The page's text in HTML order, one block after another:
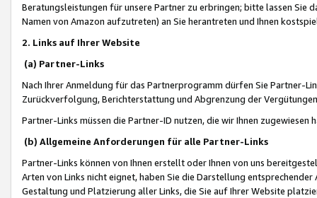
Beratungsleistungen für unsere Partner zu erbringen; bitte lassen Sie
Namen von Amazon aufzutreten) an Sie herantreten und Ihnen
2. Links auf Ihrer Website
(a) Partner-Links
Nach Ihrer Anmeldung für das Partnerprogramm dürfen Sie Partner-
Zurückverfolgung, Berichterstattung und Abgrenzung der
Partner-Links müssen die Partner-ID nutzen, die wir Ihnen zugewiesen
(b) Allgemeine Anforderungen für alle Partner-Links
Partner-Links können von Ihnen erstellt oder Ihnen von uns
Arten von Links nicht eignet, haben Sie die Darstellung
Gestaltung und Platzierung aller Links, die Sie auf Ihrer Website